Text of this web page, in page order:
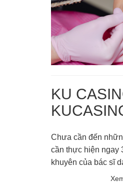
KU
⭐️
Chưa cần đến
cần thực hiện ngay
khuyên của bác sĩ
thấy làn da lấy lại